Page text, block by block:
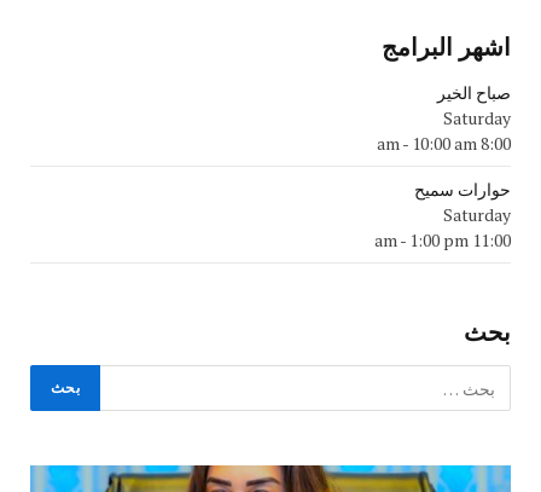
اشهر البرامج
صباح الخير
Saturday
8:00 am
- 10:00 am
حوارات سميح
Saturday
11:00 am
- 1:00 pm
بحث